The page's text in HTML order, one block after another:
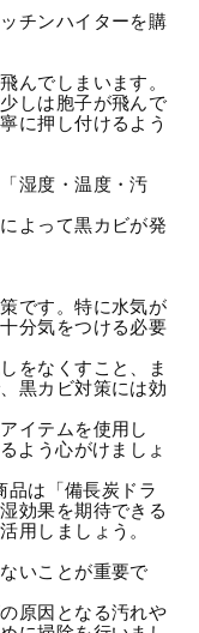
チンハイターを購
んでしまいます。
しは胞子が飛んで
に押し付けるよう
湿度・温度・汚
よって黒カビが発
です。特に水気が
分気をつける必要
をなくすこと、ま
黒カビ対策には効
イテムを使用し
よう心がけましょ
品は「備長炭ドラ
効果を期待できる
用しましょう。
いことが重要で
原因となる汚れや